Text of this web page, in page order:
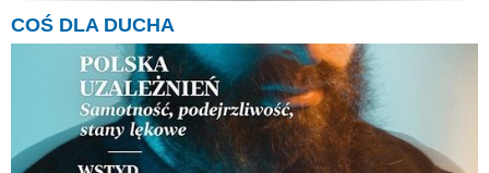
COŚ DLA DUCHA